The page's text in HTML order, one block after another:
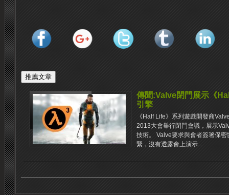
傳聞:Valve閉門展示《
引擎
《Half Life》系列遊戲開發商
2013大會舉行閉門會議，展示
技術。 Valve要求與會者簽署保
緊，沒有透露會上演示...